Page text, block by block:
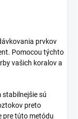
prvkov
Pomocou týchto
vašich koralov a
stabilnejšie sú
preto
pre túto metódu